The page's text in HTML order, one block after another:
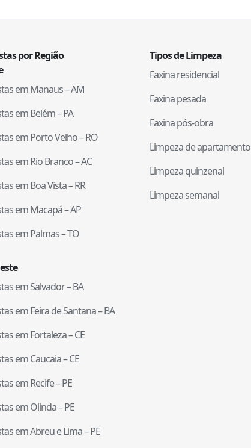
por Região
emManaus–AM
emBelém–PA
emPorto Velho–RO
emRio Branco–AC
emBoa Vista–RR
emMacapá–AP
emPalmas–TO
emSalvador–BA
emFeira de Santana–BA
emFortaleza–CE
emCaucaia–CE
emRecife–PE
emOlinda–PE
emAbreu e Lima–PE
Tipos de Limpeza
Faxina residencial
Faxina pesada
Faxina pós-obra
Limpeza de apartamento
Limpeza quinzenal
Limpeza semanal